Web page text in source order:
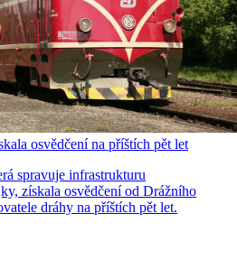
osvědčení na příštích pět let
spravuje infrastrukturu
získala osvědčení od Drážního
dráhy na příštích pět let.